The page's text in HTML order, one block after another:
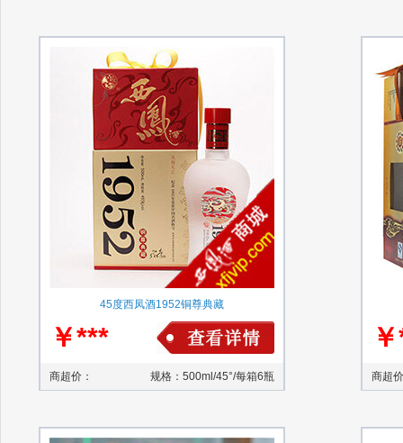
45度西凤酒1952铜尊典藏
￥***
商超价： 规格：500ml/45°/每箱6瓶 商超